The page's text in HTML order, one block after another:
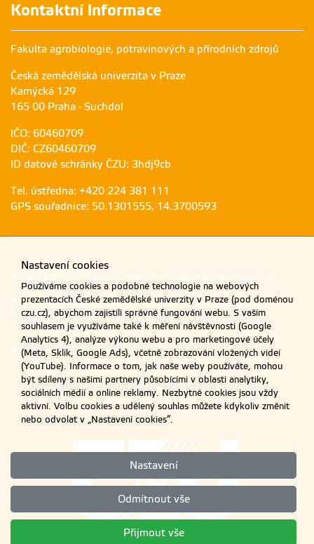
Kontaktní informace
Fakulta agrobiologie, potravinových a přírodních zdrojů
Česká zemědělská univerzita v Praze
Kamýcká 129
165 00 Praha - Suchdol
IČO: 60460709
DIČ: CZ60460709
ID datové schránky ČZU: 3hdj9cb
Tel. ústředna: +420 224 381 111
GPS souřadnice: 50.1301555, 14.3700593
Materiály umístěné na tomto webu mohou být publikovány pouze se
souhlasem ČZU.
Informace o zpracování a ochraně osobních údajů na ČZU v Praze.
© 2026 Česká zemědělská univerzita v Praze
Všechna práva vyhrazena
Nastavení cookies
Nastavení cookies
Používáme cookies a podobné technologie na webových
prezentacích České zemědělské univerzity v Praze (pod doménou
czu.cz), abychom zajistili správné fungování webu. S vaším
souhlasem je využíváme také k měření návštěvnosti (Google
Analytics 4), analýze výkonu webu a pro marketingové účely
(Meta, Sklik, Google Ads), včetně zobrazování vložených videí
(YouTube). Informace o tom, jak naše weby používáte, mohou
být sdíleny s našimi partnery působícími v oblasti analytiky,
sociálních médií a online reklamy. Nezbytné cookies jsou vždy
aktivní. Volbu cookies a udělený souhlas můžete kdykoliv změnit
nebo odvolat v „Nastavení cookies“.
Nastavení
Odmítnout vše
Přijmout vše